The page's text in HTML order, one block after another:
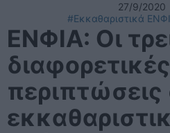
27/9/2020
#Εκκαθαριστικά
ΕΝΦΙΑ: Οι
διαφορετικές
περιπτώσεις